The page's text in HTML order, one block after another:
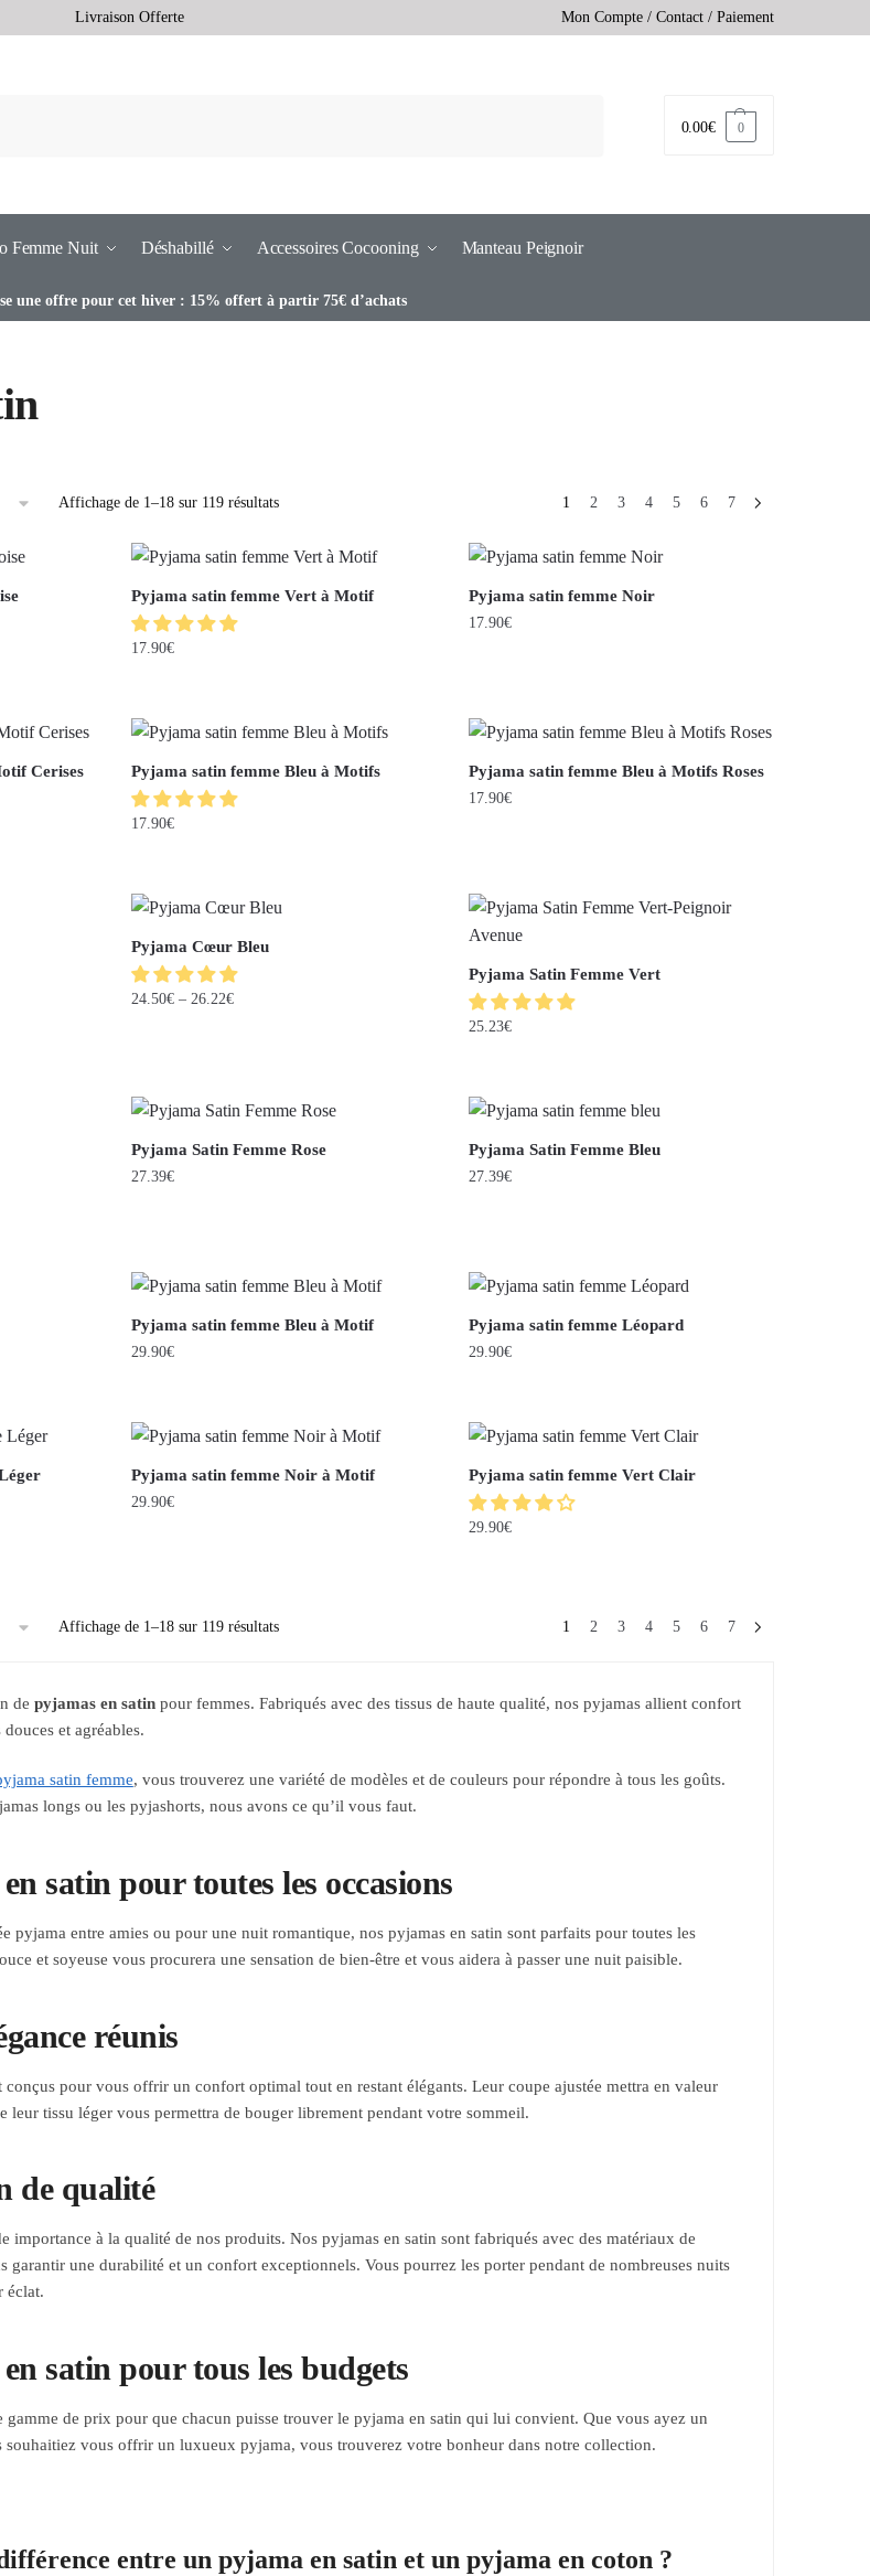
Livraison Offerte Mon Compte / Contact / Paiement
0.00€ 0
Femme Nuit Déshabillé Accessoires Cocooning Manteau Peignoir
une offre pour cet hiver : 15% offert à partir 75€ d’achats
Affichage de 1–18 sur 119 résultats 1 2 3 4 5 6 7
Pyjama satin femme Vert à Motif
17.90€
Pyjama satin femme Noir
17.90€
Cerises Pyjama satin femme Bleu à Motifs
17.90€
Pyjama satin femme Bleu à Motifs Roses
17.90€
Pyjama Cœur Bleu
24.50€– 26.22€
Pyjama Satin Femme Vert
25.23€
Pyjama Satin Femme Rose
27.39€
Pyjama Satin Femme Bleu
27.39€
Pyjama satin femme Bleu à Motif
29.90€
Pyjama satin femme Léopard
29.90€
Pyjama satin femme Noir à Motif
29.90€
Pyjama satin femme Vert Clair
29.90€
Affichage de 1–18 sur 119 résultats 1 2 3 4 5 6 7
de pyjamas en satinpour femmes. Fabriqués avec des tissus de haute qualité, nos pyjamas allient confort
et agréables.
satin femme, vous trouverez une variété de modèles et de couleurs pour répondre à tous les goûts.
longs ou les pyjashorts, nous avons ce qu’il vous faut.
satin pour toutes les occasions
pyjama entre amies ou pour une nuit romantique, nos pyjamas en satin sont parfaits pour toutes les
et soyeuse vous procurera une sensation de bien-être et vous aidera à passer une nuit paisible.
réunis
conçus pour vous offrir un confort optimal tout en restant élégants. Leur coupe ajustée mettra en valeur
leur tissu léger vous permettra de bouger librement pendant votre sommeil.
de qualité
importance à la qualité de nos produits. Nos pyjamas en satin sont fabriqués avec des matériaux de
garantir une durabilité et un confort exceptionnels. Vous pourrez les porter pendant de nombreuses nuits
éclat.
satin pour tous les budgets
gamme de prix pour que chacun puisse trouver le pyjama en satin qui lui convient. Que vous ayez un
vous offrir un luxueux pyjama, vous trouverez votre bonheur dans notre collection.
entre un pyjama en satin et un pyjama en coton ?